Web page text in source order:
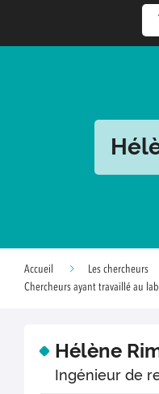
Accueil
Les chercheurs
Chercheurs ayant travaillé au
Hélène
Ingénieur de